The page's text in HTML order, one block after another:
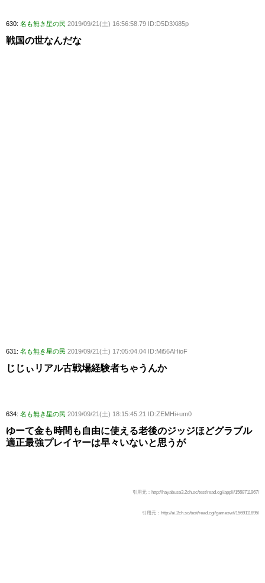
630: 名も無き星の民 2019/09/21(土) 16:56:58.79 ID:D5D3Xi85p
戦国の世なんだな
631: 名も無き星の民 2019/09/21(土) 17:05:04.04 ID:Mi56AHioF
じじぃリアル古戦場経験者ちゃうんか
634: 名も無き星の民 2019/09/21(土) 18:15:45.21 ID:ZEMHi+um0
ゆーて金も時間も自由に使える老後のジッジほどグラブル
適正最強プレイヤーは早々いないと思うが
引用元：http://hayabusa3.2ch.sc/test/read.cgi/appli/1568711967/
引用元：http://ai.2ch.sc/test/read.cgi/gameswf/1569111895/